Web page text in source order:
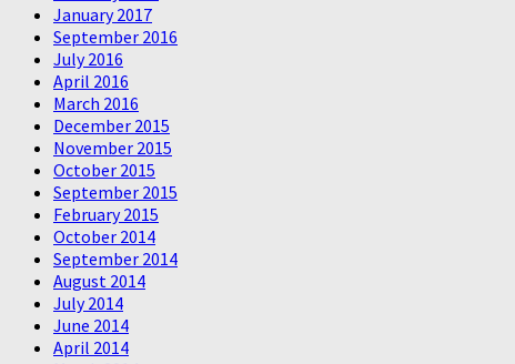
January 2017
September 2016
July 2016
April 2016
March 2016
December 2015
November 2015
October 2015
September 2015
February 2015
October 2014
September 2014
August 2014
July 2014
June 2014
April 2014